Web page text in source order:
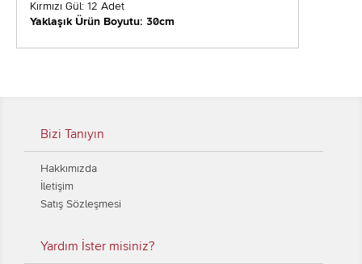
Kırmızı Gül: 12 Adet
Yaklaşık Ürün Boyutu: 30cm
Bizi Tanıyın
Hakkımızda
İletişim
Satış Sözleşmesi
Yardım İster misiniz?